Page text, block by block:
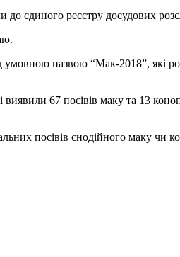
до єдиного реєстру досудових
назвою “Мак-2018”, які
виявили 67 посівів маку та 13
посівів снодійного маку чи